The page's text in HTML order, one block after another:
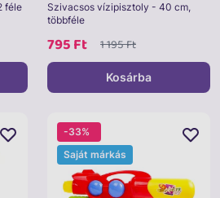
féle
Szivacsos vízipisztoly - 40 cm,
többféle
795 Ft 1 195 Ft
Kosárba
-33%
Saját márkás